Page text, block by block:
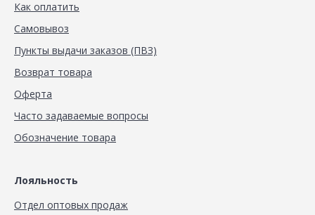
Как оплатить
Самовывоз
Пункты выдачи заказов (ПВЗ)
Возврат товара
Оферта
Часто задаваемые вопросы
Обозначение товара
Лояльность
Отдел оптовых продаж